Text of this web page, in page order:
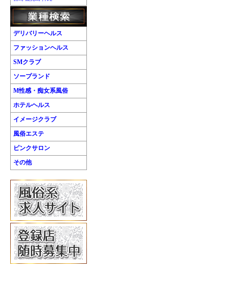
デリバリーヘルス
ファッションヘルス
SMクラブ
ソープランド
M性感・痴女系風俗
ホテルヘルス
イメージクラブ
風俗エステ
ピンクサロン
その他